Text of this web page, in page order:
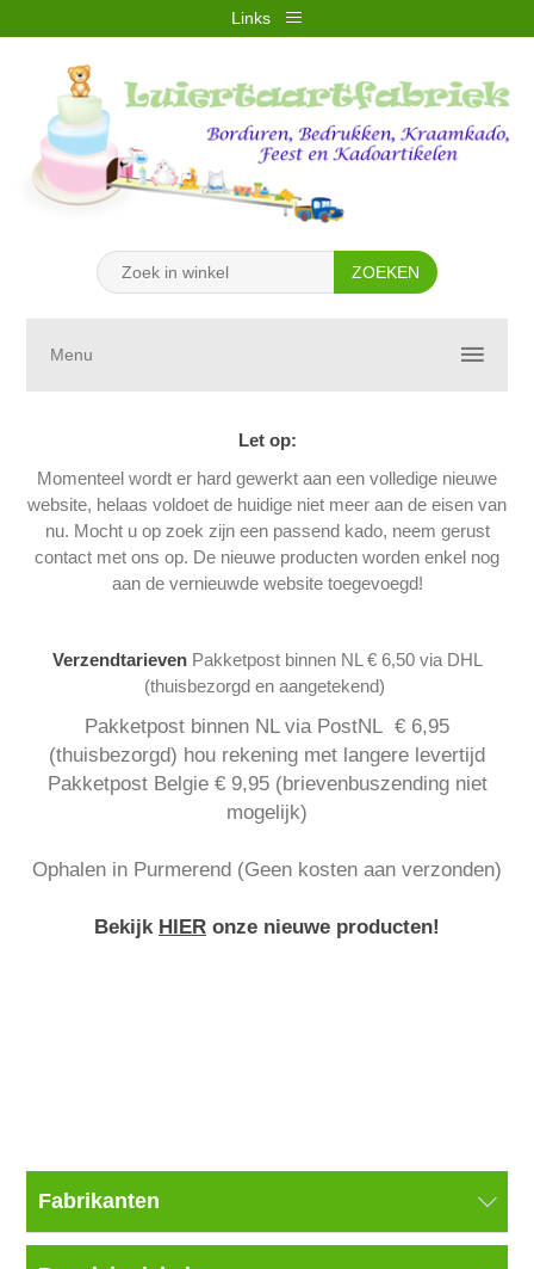
Links
REGISTREREN
WINKELWAGEN (0)
Menu
Let op:
Momenteel wordt er hard gewerkt aan een volledige nieuwe
website, helaas voldoet de huidige niet meer aan de eisen van
nu. Mocht u op zoek zijn een passend kado, neem gerust
contact met ons op. De nieuwe producten worden enkel nog
aan de vernieuwde website toegevoegd!
Verzendtarieven Pakketpost binnen NL € 6,50 via DHL
(thuisbezorgd en aangetekend)
Pakketpost binnen NL via PostNL € 6,95
(thuisbezorgd) hou rekening met langere levertijd
Pakketpost Belgie € 9,95 (brievenbuszending niet
mogelijk)
Ophalen in Purmerend (Geen kosten aan verzonden)
Bekijk HIER onze nieuwe producten!
Fabrikanten